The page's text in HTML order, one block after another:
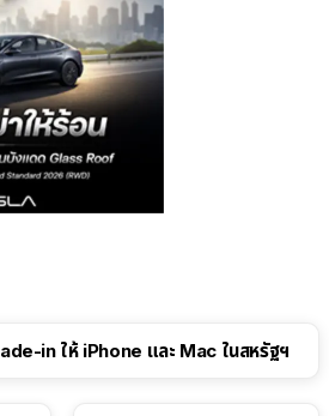
in ให้ iPhone และ Mac ในสหรัฐฯ